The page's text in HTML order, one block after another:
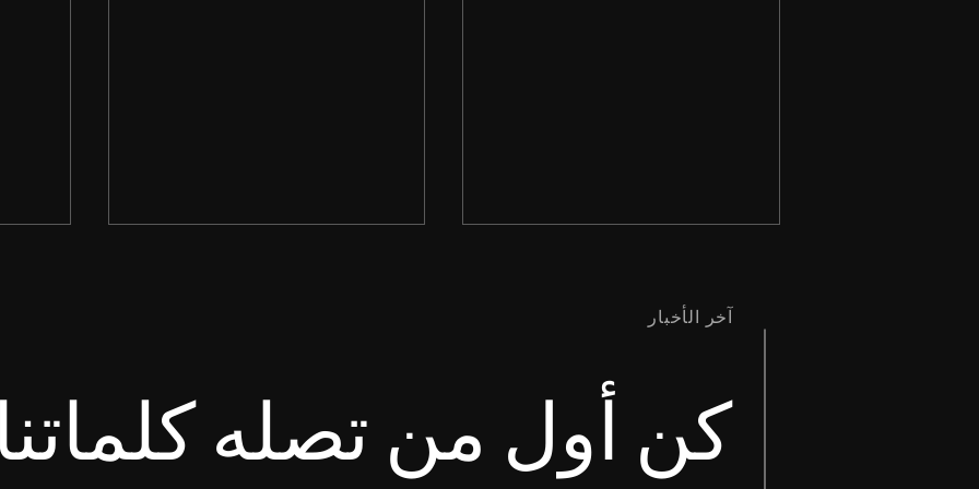
وَإِنَّمَا إِنْ كَانَ أَحَدُكُمْ تُعْوِزُهُ حِكْمَةٌ،
فَلْيَطْلُبْ مِنَ اللهِ الَّذِي يُعْطِي
انْتَظِرِ الرَّبَّ. لِيَتَشَدَّدْ وَلْيَتَشَجَّعْ
قَلْبُكَ، وَانْتَظِرِ الرَّبَّ. سفر
لأَنَّ
آخر الأخبار
كن أول من تصله كلماتنا